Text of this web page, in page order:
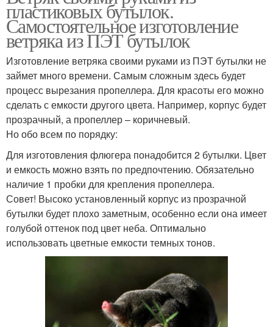
пластиковых бутылок.
Самостоятельное изготовление
ветряка из ПЭТ бутылок
Изготовление ветряка своими руками из ПЭТ бутылки не
займет много времени. Самым сложным здесь будет
процесс вырезания пропеллера. Для красоты его можно
сделать с емкости другого цвета. Например, корпус будет
прозрачный, а пропеллер – коричневый.
Но обо всем по порядку:
Для изготовления флюгера понадобится 2 бутылки. Цвет
и емкость можно взять по предпочтению. Обязательно
наличие 1 пробки для крепления пропеллера.
Совет! Высоко установленный корпус из прозрачной
бутылки будет плохо заметным, особенно если она имеет
голубой оттенок под цвет неба. Оптимально
использовать цветные емкости темных тонов.